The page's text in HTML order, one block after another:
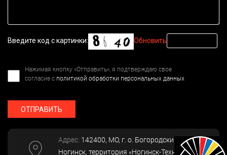
Введите код с картинки: Обновить
Нажимая кнопку «Отправить», я подтверждаю свое
согласие с политикой обработки персональных данных
ОТПРАВИТЬ
Адрес: 142400, МО, г. о. Богородский, г.
Ногинск, территория «Ногинск-Технопарк»,